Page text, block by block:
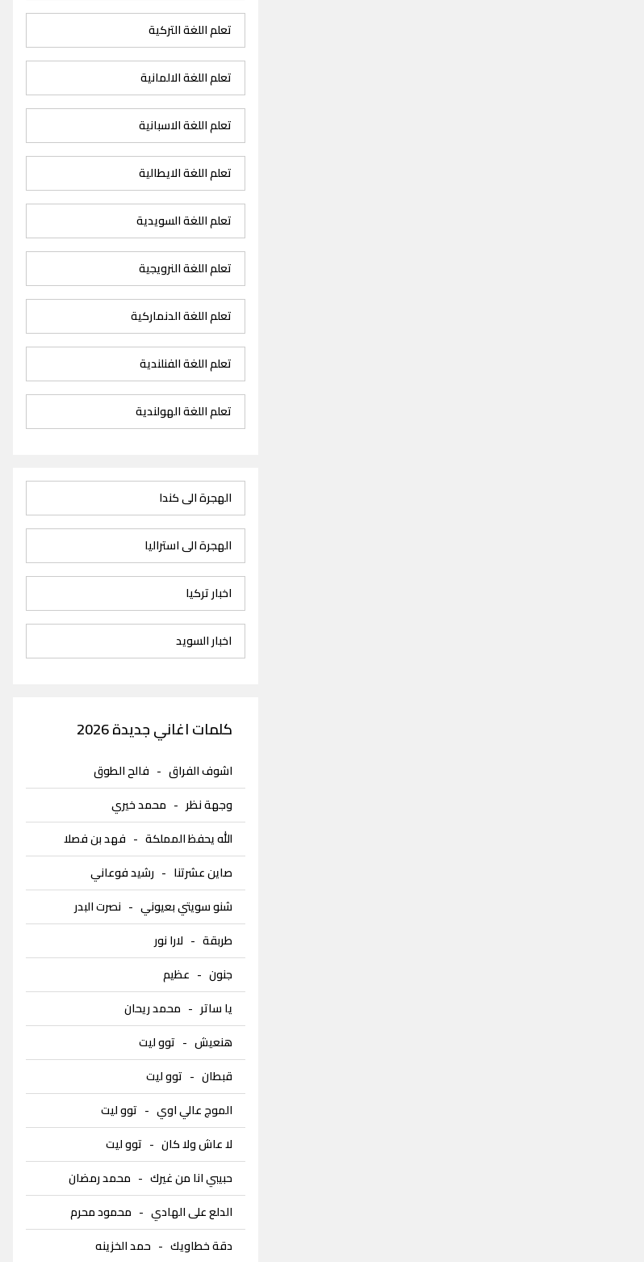
تعلم اللغة التركية
تعلم اللغة الالمانية
تعلم اللغة الاسبانية
تعلم اللغة الايطالية
تعلم اللغة السويدية
تعلم اللغة النرويجية
تعلم اللغة الدنماركية
تعلم اللغة الفنلندية
تعلم اللغة الهولندية
الهجرة الى كندا
الهجرة الى استراليا
اخبار تركيا
اخبار السويد
كلمات اغاني جديدة 2026
اشوف الفراق- فالح الطوق
وجهة نظر - محمد خيري
الله يحفظ المملكة- فهد بن فصلا
صاين عشرتنا - رشيد فوعاني
شنو سويتي بعيوني- نصرت البدر
طربقة- لارا نور
جنون- عظيم
يا ساتر - محمد ريحان
هنعيش- توو ليت
قبطان- توو ليت
الموج عالي اوي- توو ليت
لا عاش ولا كان- توو ليت
حبيبي انا من غيرك- محمد رمضان
الدلع على الهادي- محمود محرم
دقة خطاويك- حمد الخزينه